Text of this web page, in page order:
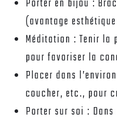
Porter en bijou :
(avantage
Méditation :Tenir la
pour favoriser la
Placer dans
coucher, etc., pour
Porter sur soi :